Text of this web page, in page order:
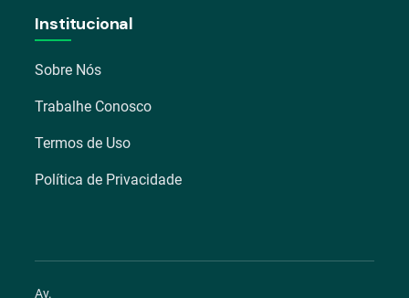
Institucional
Sobre Nós
Trabalhe Conosco
Termos de Uso
Política de Privacidade
Av.